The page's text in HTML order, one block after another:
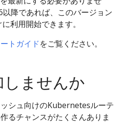
降であれば、このバージョン
利用開始できます。
トガイドをご覧ください。
ませんか
シュ向けのKubernetesルーテ
るチャンスがたくさんありま